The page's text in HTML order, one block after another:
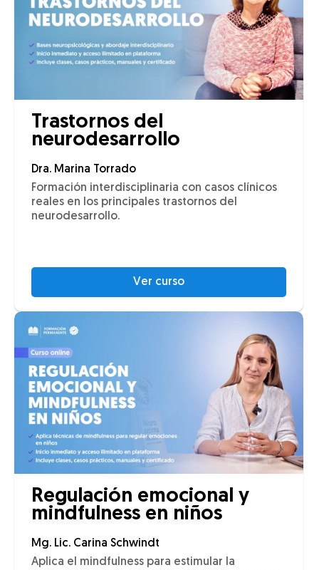
Trastornos del
neurodesarrollo
Dra. Marina Torrado
Formación interdisciplinaria con casos clínicos
reales en los principales trastornos del
neurodesarrollo.
Ver curso
Regulación emocional y
mindfulness en niños
Mg. Lic. Carina Schwindt
Aplica el mindfulness para estimular la